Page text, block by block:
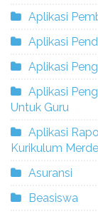
Aplikasi
Aplikasi
Aplikasi
Aplikasi
Untuk Guru
Aplikasi
Kurikulum
Asuransi
Beasiswa